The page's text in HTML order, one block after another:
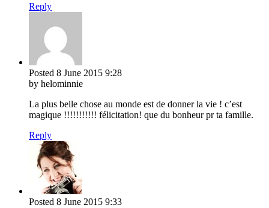
Reply
Posted 8 June 2015 9:28
by helominnie
La plus belle chose au monde est de donner la vie ! c’est
magique !!!!!!!!!!! félicitation! que du bonheur pr ta famille.
Reply
Posted 8 June 2015 9:33